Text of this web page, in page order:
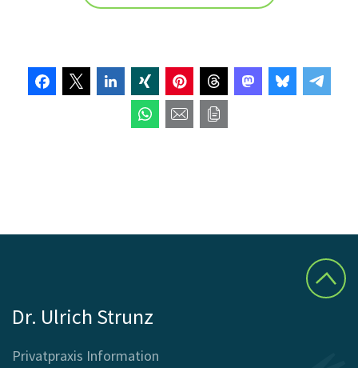
Dr. Ulrich Strunz
Privatpraxis Information